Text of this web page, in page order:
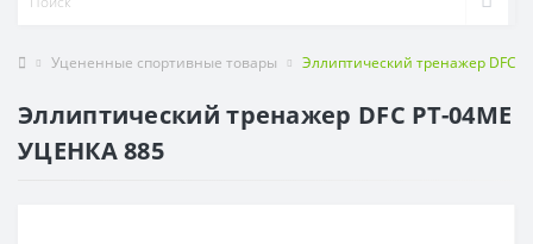
Уцененные спортивные товары Эллиптический тренажер DFC
Эллиптический тренажер DFC PT-04ME
УЦЕНКА 885